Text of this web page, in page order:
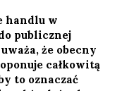
handlu w
publicznej
że obecny
całkowitą
to oznaczać